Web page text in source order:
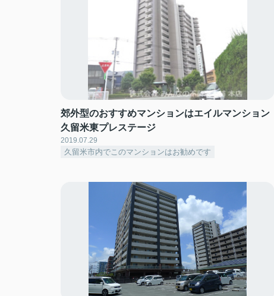
郊外型のおすすめマンションはエイルマンション
久留米東プレステージ
2019.07.29
久留米市内でこのマンションはお勧めです